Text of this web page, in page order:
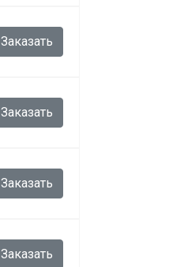
Заказать
Заказать
Заказать
Заказать